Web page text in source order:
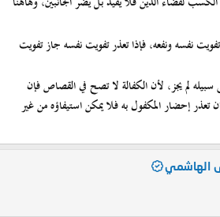
نفسه ونفعه، فإذا تعذر تفويت نفسه جاز تفويت
سبيله لم يجز، لأن الكفالة لا تصح في القصاص فإن
تعذر إحضار المكفول به فلا يمكن استيفاؤه من غير
الهاشمي